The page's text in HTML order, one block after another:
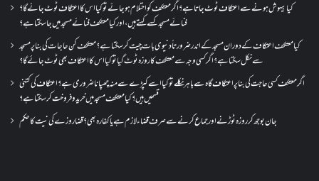
کیا بیہوش ہونے سے اعتکاف ٹوٹ جاتا ہے؟ اگر معتکف کو احتلام ہو جائے تو کیا اس کا اعتکاف ٹوٹ جائے گا؟
فنائے مسجد کسے کہتے ہیں ، اور کیا معتکف فنائے مسجد میں جا سکتا ہے؟
کیا معتکف اعتکاف کے دوران مسجد کے اندر ضرورتاً دنیوی بات چیت کر سکتا ہے؟معتکف کن حاجات کی بنا پر مسجد
سے نکل سکتا ہے؟ اگر کسی وجہ سے معتکف کا روزہ ٹوٹ گیا تو کیا اس کا اعتکاف بھی ٹوٹ جائے گا؟
اگر معتکف کسی حاجت کی بنا پر اعتکاف گاہ سے باہر نکلے تو کیا اسے کپڑے سے منہ چھپانا ضروری ہے؟اعتکاف کی کتنی
قسمیں ہیں؟کیا معتکف مسجد میں خرید و فروخت کر سکتا ہے؟
جان بوجھ کر روزہ ٹوڑنے اور جماع کرنے سے صرف قضاء لازم ہے یا کفارہ بھی؟ قضا روزے کی نیت کا حکم